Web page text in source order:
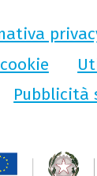
Pubblicità